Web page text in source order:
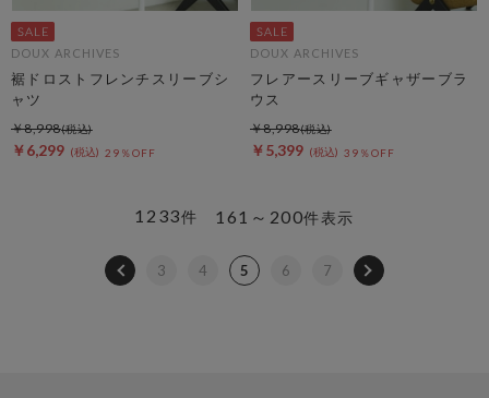
DOUX ARCHIVES
裾ドロストフレンチスリーブシ
ャツ
￥6,299 29％OFF
￥8,998
DOUX ARCHIVES
フレアースリーブギャザーブラ
ウス
￥5,399 39％OFF
￥8,998
161～200件表示
1233件
3 4 5 6 7